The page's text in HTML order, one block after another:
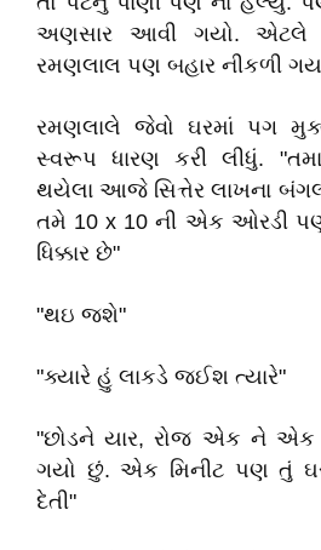
અણસાર આવી ગયો. એટલે
રમણલાલ પણ બહાર નીકળી
રમણલાલે જેવો ઘરમાં પગ
સ્વરૂપ ધારણ કરી લીધું.
થયેલા આજે સિત્તેર લાખના
તમે 10 x 10 ની એક ઓરડી
ધિક્કાર છે"
"થઇ જશે"
"ક્યારે હું લાકડે જઈશ ત્યારે"
"છોડને યાર, રોજ એક ને એક
ગયો છું. એક મિનીટ પણ તું
દેતી"